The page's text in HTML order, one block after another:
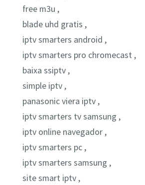
free m3u ,
blade uhd gratis ,
iptv smarters android ,
iptv smarters pro chromecast ,
baixa ssiptv ,
simple iptv ,
panasonic viera iptv ,
iptv smarters tv samsung ,
iptv online navegador ,
iptv smarters pc ,
iptv smarters samsung ,
site smart iptv ,